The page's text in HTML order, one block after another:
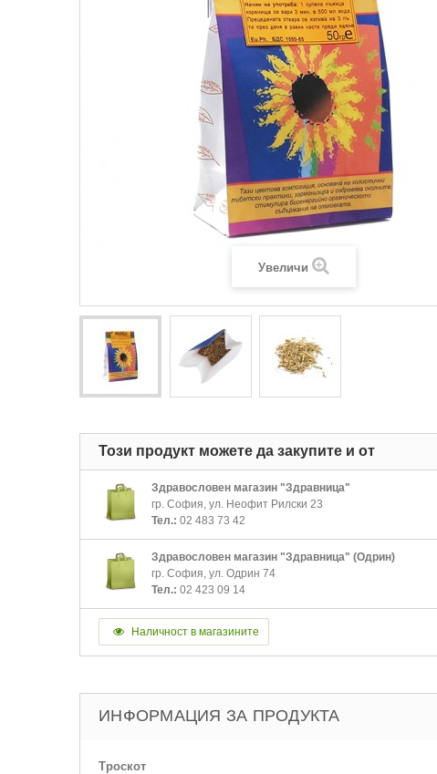
Увеличи
Този продукт можете да закупите и от
Здравословен магазин "Здравница"
гр. София, ул. Неофит Рилски 23
Тел.: 02 483 73 42
Здравословен магазин "Здравница" (Одрин)
гр. София, ул. Одрин 74
Тел.: 02 423 09 14
Наличност в магазините
ИНФОРМАЦИЯ ЗА ПРОДУКТА
Троскот